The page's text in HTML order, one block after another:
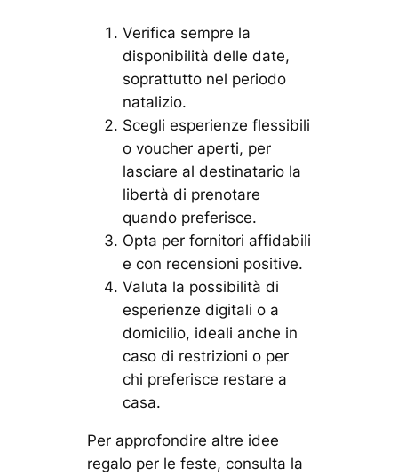
Verifica sempre la
disponibilità delle date,
soprattutto nel periodo
natalizio.
Scegli esperienze flessibili
o voucher aperti, per
lasciare al destinatario la
libertà di prenotare
quando preferisce.
Opta per fornitori affidabili
e con recensioni positive.
Valuta la possibilità di
esperienze digitali o a
domicilio, ideali anche in
caso di restrizioni o per
chi preferisce restare a
casa.
Per approfondire altre idee
regalo per le feste, consulta la